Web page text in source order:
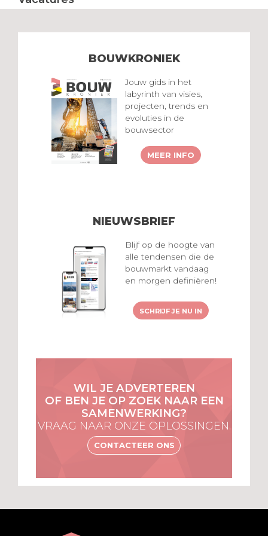
BOUWKRONIEK
Jouw gids in het
labyrinth van visies,
projecten, trends en
evoluties in de
bouwsector
MEER INFO
NIEUWSBRIEF
Blijf op de hoogte van
alle tendensen die de
bouwmarkt vandaag
en morgen definiëren!
SCHRIJF JE NU IN
WIL JE ADVERTEREN
OF BEN JE OP ZOEK NAAR EEN
SAMENWERKING?
VRAAG NAAR ONZE OPLOSSINGEN.
CONTACTEER ONS